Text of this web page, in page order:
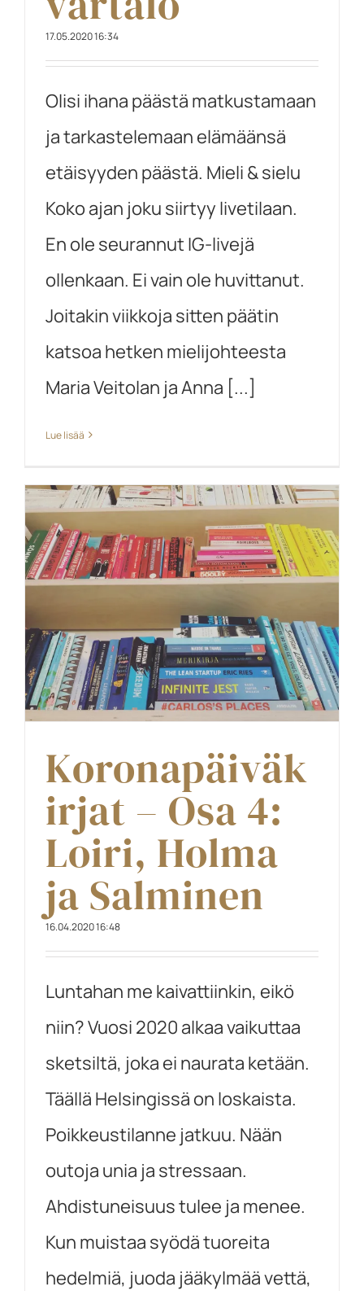
17.05.2020 16:34
Olisi ihana päästä matkustamaan
ja tarkastelemaan elämäänsä
etäisyyden päästä. Mieli & sielu
Koko ajan joku siirtyy livetilaan.
En ole seurannut IG-livejä
ollenkaan. Ei vain ole huvittanut.
Joitakin viikkoja sitten päätin
katsoa hetken mielijohteesta
Maria Veitolan ja Anna [...]
Lue lisää
Koronapäiväk
irjat – Osa 4:
Loiri, Holma
ja Salminen
16.04.2020 16:48
Luntahan me kaivattiinkin, eikö
niin? Vuosi 2020 alkaa vaikuttaa
sketsiltä, joka ei naurata ketään.
Täällä Helsingissä on loskaista.
Poikkeustilanne jatkuu. Nään
outoja unia ja stressaan.
Ahdistuneisuus tulee ja menee.
Kun muistaa syödä tuoreita
hedelmiä, juoda jääkylmää vettä,